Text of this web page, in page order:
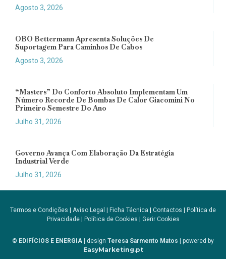
Agosto 3, 2026
OBO Bettermann Apresenta Soluções De
Suportagem Para Caminhos De Cabos
Agosto 3, 2026
“Masters” Do Conforto Absoluto Implementam Um
Número Recorde De Bombas De Calor Giacomini No
Primeiro Semestre Do Ano
Julho 31, 2026
Governo Avança Com Elaboração Da Estratégia
Industrial Verde
Julho 31, 2026
Termos e Condições Aviso Legal Ficha Técnica Contactos
Política de
Privacidade| Política de Cookies Gerir Cookies
© EDIFÍCIOS E ENERGIA | design Teresa Sarmento Matos | powered by
EasyMarketing.pt